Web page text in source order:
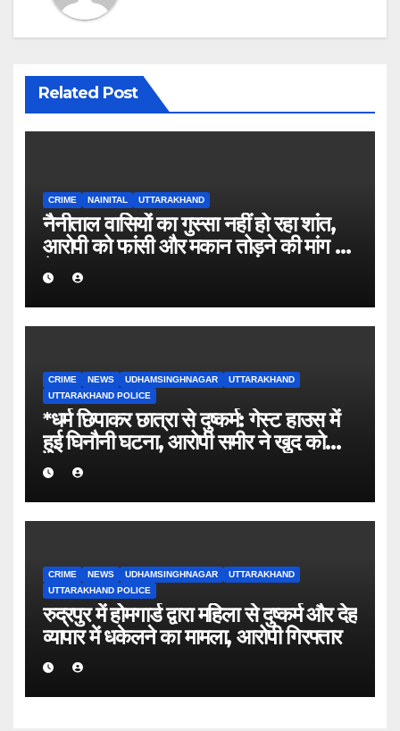
Related Post
CRIME NAINITAL UTTARAKHAND
नैनीताल वासियों का गुस्सा नहीं हो रहा शांत,
आरोपी को फांसी और मकान तोड़ने की मांग हुई
तेज
CRIME NEWS UDHAMSINGHNAGAR
UTTARAKHAND
UTTARAKHAND POLICE
*धर्म छिपाकर छात्रा से दुष्कर्म: गेस्ट हाउस में
हुई घिनौनी घटना, आरोपी समीर ने खुद को
बताया था सूरज।*
CRIME NEWS UDHAMSINGHNAGAR
UTTARAKHAND
UTTARAKHAND POLICE
रुद्रपुर में होमगार्ड द्वारा महिला से दुष्कर्म और देह
व्यापार में धकेलने का मामला, आरोपी गिरफ्तार